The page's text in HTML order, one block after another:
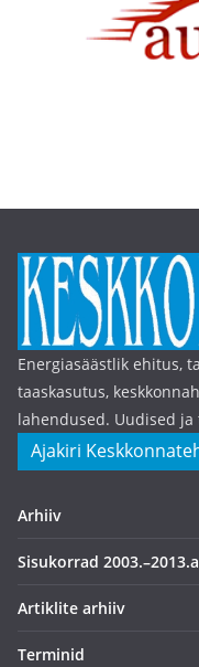
Energiasäästlik ehitus,
taaskasutus,
lahendused. Uudised
Ajakiri
Arhiiv
Sisukorrad 2003.–2013.a
Artiklite arhiiv
Terminid